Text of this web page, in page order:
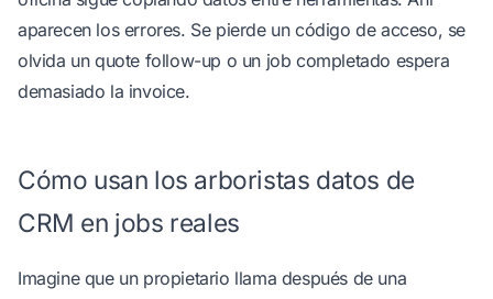
aparecen los errores. Se pierde un código de acceso, se
olvida un quote follow-up o un job completado espera
demasiado la invoice.
Cómo usan los arboristas datos de
CRM en jobs reales
Imagine que un propietario llama después de una